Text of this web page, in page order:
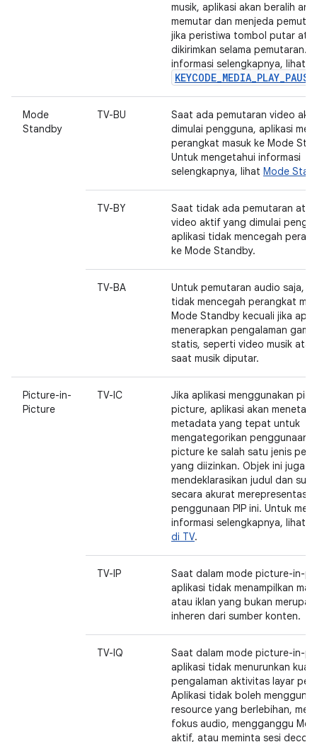
musik, aplikasi akan beralih
memutar dan menjeda
jika peristiwa tombol putar
dikirimkan selama pemutaran.
informasi selengkapnya, lihat
KEYCODE_MEDIA_PLAY_PAUSE
Mode
Standby
TV-BU
Saat ada pemutaran video
dimulai pengguna, aplikasi
perangkat masuk ke Mode
Untuk mengetahui informasi
selengkapnya, lihat Mode
TV-BY
Saat tidak ada pemutaran
video aktif yang dimulai
aplikasi tidak mencegah
ke Mode Standby.
TV-BA
Untuk pemutaran audio saja,
tidak mencegah perangkat
Mode Standby kecuali jika
menerapkan pengalaman
statis, seperti video musik
saat musik diputar.
Picture-in-
Picture
TV-IC
Jika aplikasi menggunakan
picture, aplikasi akan
metadata yang tepat untuk
mengategorikan penggunaan
picture ke salah satu jenis
yang diizinkan. Objek ini juga
mendeklarasikan judul dan
secara akurat
penggunaan PIP ini. Untuk
informasi selengkapnya, lihat
di TV.
TV-IP
Saat dalam mode picture-in-
aplikasi tidak menampilkan
atau iklan yang bukan
inheren dari sumber konten.
TV-IQ
Saat dalam mode picture-in-
aplikasi tidak menurunkan
pengalaman aktivitas layar
Aplikasi tidak boleh
resource yang berlebihan,
fokus audio, mengganggu
aktif, atau meminta sesi